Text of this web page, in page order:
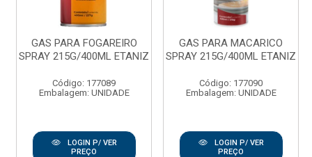
GAS PARA FOGAREIRO
SPRAY 215G/400ML ETANIZ
Código: 177089
Embalagem: UNIDADE
LOGIN P/ VER
PREÇO
GAS PARA MACARICO
SPRAY 215G/400ML ETANIZ
Código: 177090
Embalagem: UNIDADE
LOGIN P/ VER
PREÇO